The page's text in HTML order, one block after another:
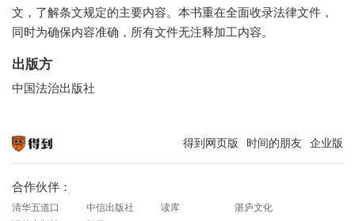
文，了解条文规定的主要内容。本书重在全面收录法律文件，
同时为确保内容准确，所有文件无注释加工内容。
出版方
中国法治出版社
得到网页版 时间的朋友 企业版
合作伙伴：
清华五道口 中信出版社 读库
湛庐文化